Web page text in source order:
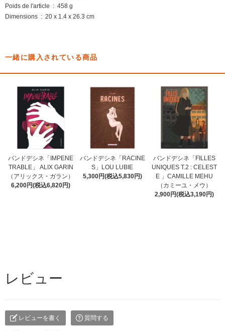
Poids de l'article ‏ : ‎ 458 g
Dimensions ‏ : ‎ 20 x 1.4 x 26.3 cm
一緒に購入されている商品
バンドデシネ「IMPENE
TRABLE」 ALIX GARIN
（アリックス・ガラン）
6,200円(税込6,820円)
バンドデシネ「RACINE
S」LOU LUBIE
5,300円(税込5,830円)
バンドデシネ「FILLES
UNIQUES T.2 : CELEST
E 」CAMILLE MEHU
（カミーユ・メウ）
2,900円(税込3,190円)
レビュー
レビューを書く 質問する